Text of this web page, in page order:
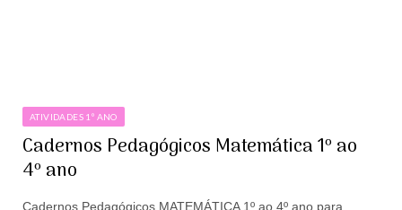
ATIVIDADES 1º ANO
Cadernos Pedagógicos Matemática 1º ao
4º ano
Cadernos Pedagógicos MATEMÁTICA 1º ao 4º ano para